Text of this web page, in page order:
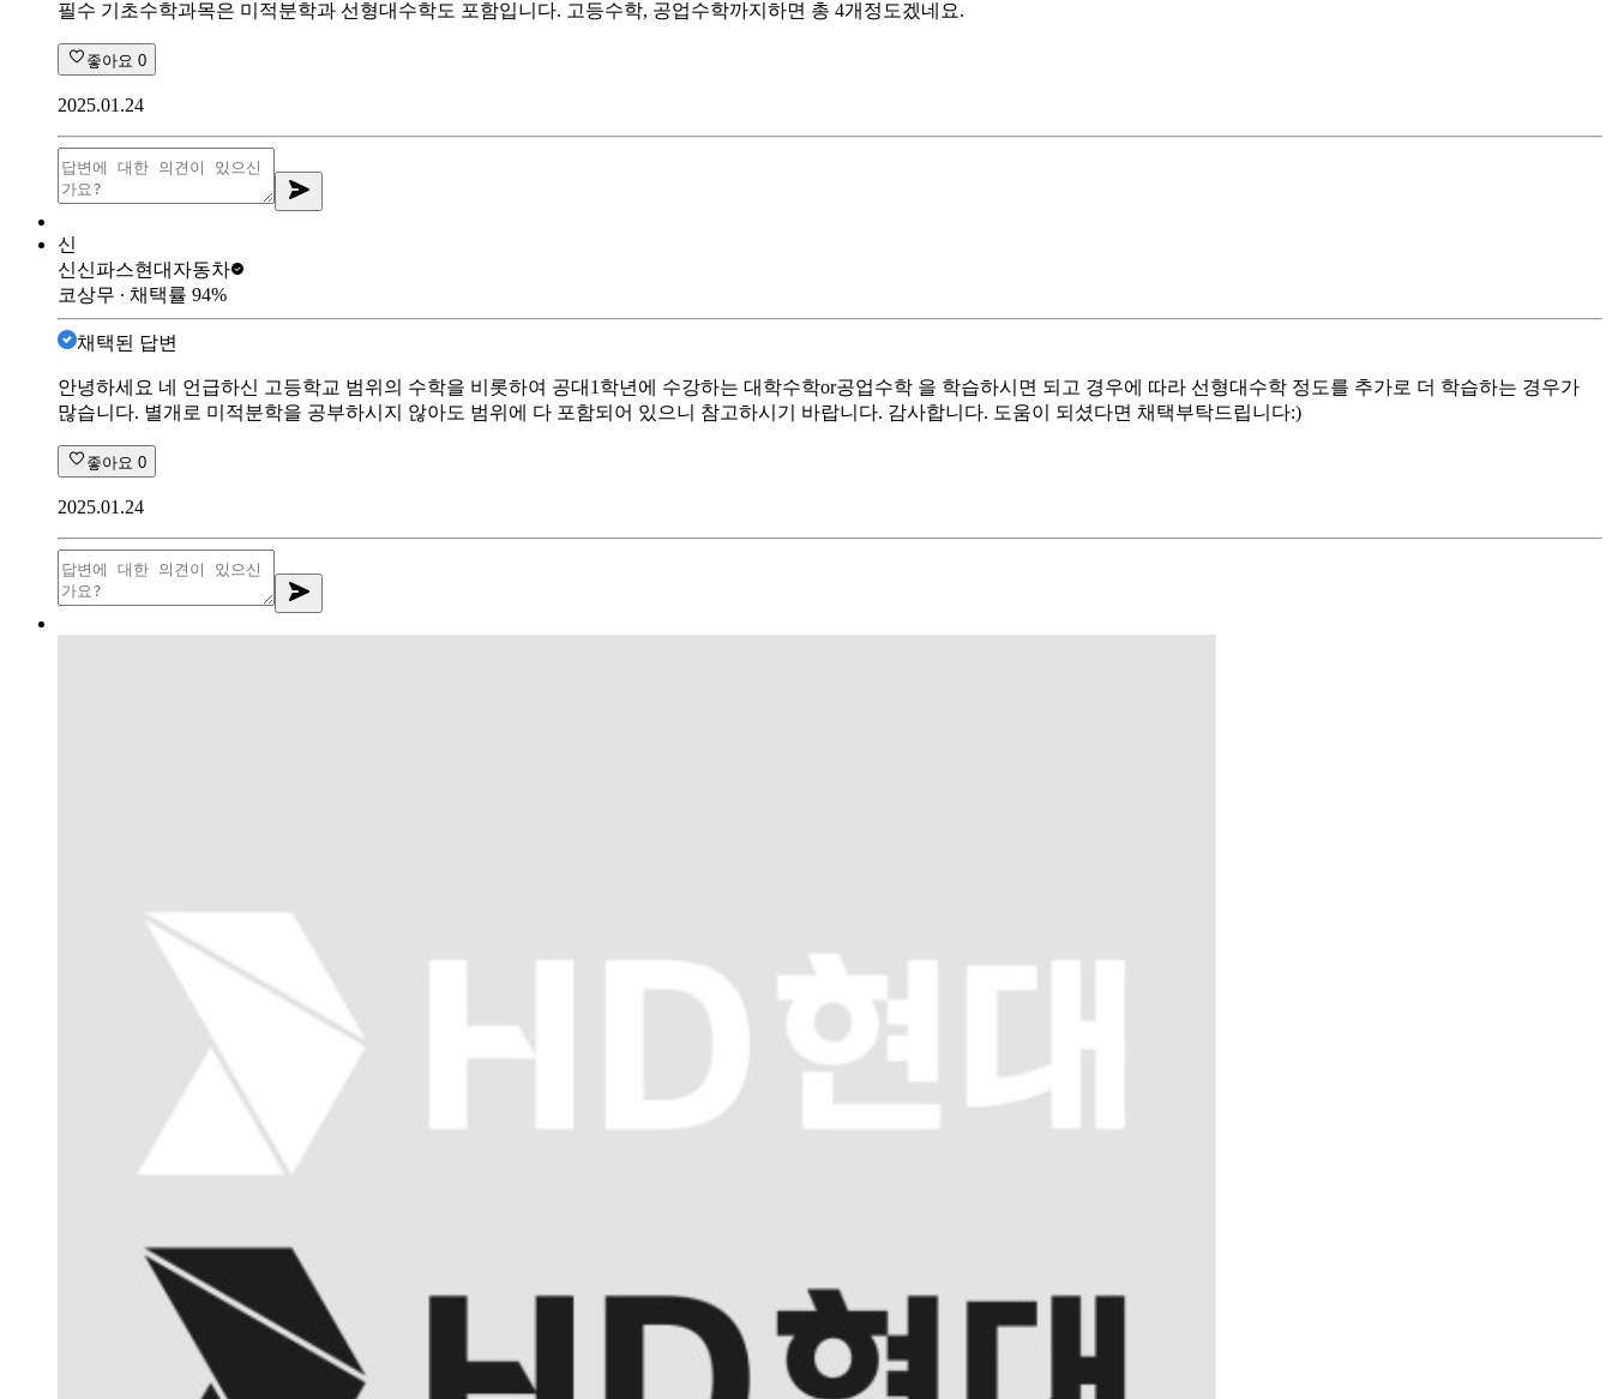
필수 기초수학과목은 미적분학과 선형대수학도 포함입니다. 고등수학, 공업수학까지하면 총 4개정도겠네요.
좋아요 0
2025.01.24
신
신신파스현대자동차
코상무 ∙ 채택률 94%
채택된 답변
안녕하세요 네 언급하신 고등학교 범위의 수학을 비롯하여 공대1학년에 수강하는 대학수학or공업수학 을 학습하시면 되고 경우에 따라 선형대수학 정도를 추가로 더 학습하는 경우가
많습니다. 별개로 미적분학을 공부하시지 않아도 범위에 다 포함되어 있으니 참고하시기 바랍니다. 감사합니다. 도움이 되셨다면 채택부탁드립니다:)
좋아요 0
2025.01.24